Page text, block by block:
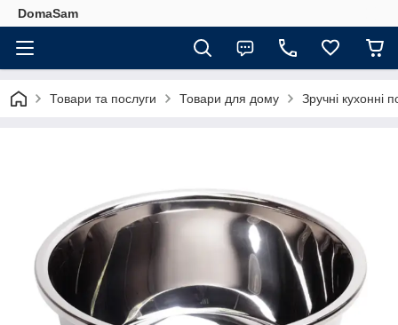
DomaSam
Товари та послуги Товари для дому Зручні кухонні